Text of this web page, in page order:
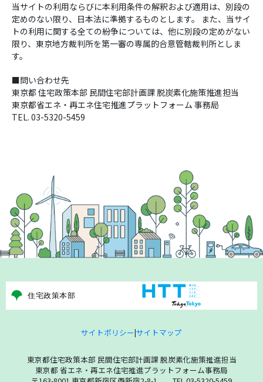
当サイトの利用ならびに本利用条件の解釈および適用は、別段の
定めのない限り、日本法に準拠するものとします。 また、当サイ
トの利用に関する全ての紛争については、他に別段の定めがない
限り、東京地方裁判所を第一審の専属的合意管轄裁判所としま
す。
■問い合わせ先
東京都 住宅政策本部 民間住宅部計画課 脱炭素化施策推進担当
東京都省エネ・再エネ住宅推進プラットフォーム 事務局
TEL. 03-5320-5459
サイトポリシー|サイトマップ
東京都住宅政策本部 民間住宅部計画課 脱炭素化施策推進担当
東京都 省エネ・再エネ住宅推進プラットフォーム事務局